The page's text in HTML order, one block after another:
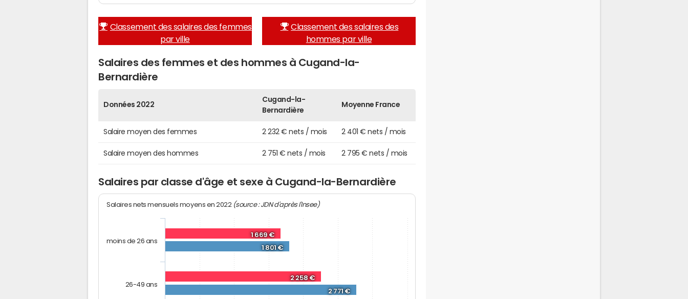
Classement des salaires des femmes
par ville
Classement des salaires des
hommes par ville
Salaires des femmes et des hommes à Cugand-la-
Bernardière
Données 2022
Cugand-la-
Bernardière
Moyenne France
Salaire moyen des femmes 2 232 € nets / mois 2 401 € nets / mois
Salaire moyen des hommes 2 751 € nets / mois 2 795 € nets / mois
Salaires par classe d'âge et sexe à Cugand-la-Bernardière
Salaires nets mensuels moyens en 2022 (source : JDN d'après l'Insee)
1 669 €
2 258 €
1 801 €
2 771 €
moins de 26 ans
26-49 ans